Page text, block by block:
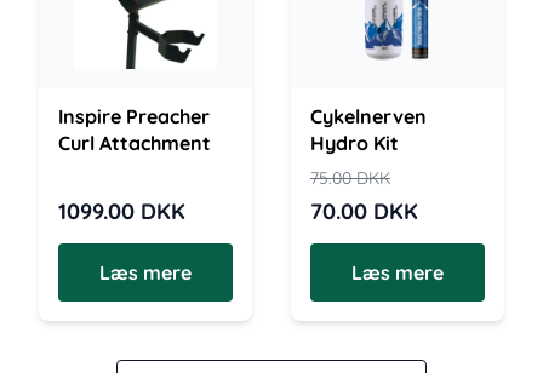
Inspire Preacher
Curl Attachment
1099.00 DKK
Læs mere
Cykelnerven
Hydro Kit
75.00DKK
70.00 DKK
Læs mere